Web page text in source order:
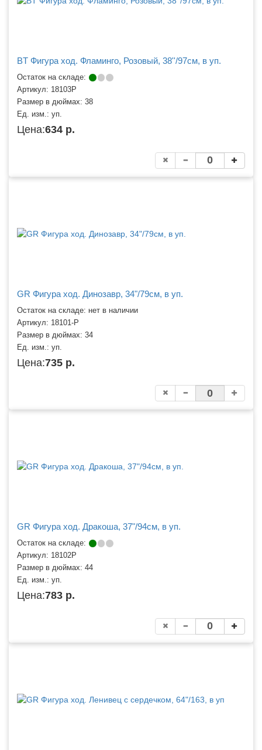
BT Фигура ход. Фламинго, Розовый, 38''/97см, в уп.
Остаток на складе:
Артикул: 18103P
Размер в дюймах: 38
Ед. изм.: уп.
Цена:634 р.
GR Фигура ход. Динозавр, 34"/79см, в уп.
Остаток на складе: нет в наличии
Артикул: 18101-P
Размер в дюймах: 34
Ед. изм.: уп.
Цена:735 р.
GR Фигура ход. Дракоша, 37"/94см, в уп.
Остаток на складе:
Артикул: 18102P
Размер в дюймах: 44
Ед. изм.: уп.
Цена:783 р.